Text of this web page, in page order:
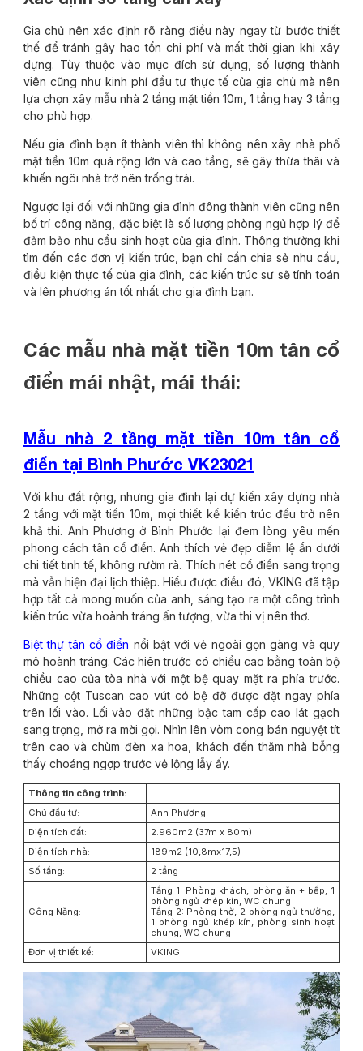
Gia chủ nên xác định rõ ràng điều này ngay từ bước thiết
thế để tránh gây hao tổn chi phí và mất thời gian khi xây
dựng. Tùy thuộc vào mục đích sử dụng, số lượng thành
viên cũng như kinh phí đầu tư thực tế của gia chủ mà nên
lựa chọn xây mẫu nhà 2 tầng mặt tiền 10m , 1 tầng hay 3 tầng
cho phù hợp.
Nếu gia đình bạn ít thành viên thì không nên xây nhà phố
mặt tiền 10m quá rộng lớn và cao tầng, sẽ gây thừa thãi và
khiến ngôi nhà trở nên trống trải.
Ngược lại đối với những gia đình đông thành viên cũng nên
bố trí công năng, đặc biệt là số lượng phòng ngủ hợp lý để
đảm bảo nhu cầu sinh hoạt của gia đình. Thông thường khi
tìm đến các đơn vị kiến trúc, bạn chỉ cần chia sẻ nhu cầu,
điều kiện thực tế của gia đình, các kiến trúc sư sẽ tính toán
và lên phương án tốt nhất cho gia đình bạn.
Các mẫu nhà mặt tiền 10m tân cổ
điển mái nhật, mái thái:
Mẫu nhà 2 tầng mặt tiền 10m tân cổ
điển tại Bình Phước VK23021
Với khu đất rộng, nhưng gia đình lại dự kiến xây dựng nhà
2 tầng với mặt tiền 10m, mọi thiết kế kiến trúc đều trở nên
khả thi. Anh Phương ở Bình Phước lại đem lòng yêu mến
phong cách tân cổ điển. Anh thích vẻ đẹp diễm lệ ẩn dưới
chi tiết tinh tế, không rườm rà. Thích nét cổ điển sang trọng
mà vẫn hiện đại lịch thiệp. Hiểu được điều đó, VKING đã tập
hợp tất cả mong muốn của anh, sáng tạo ra một công trình
kiến trúc vừa hoành tráng ấn tượng, vừa thi vị nên thơ.
Biệt thự tân cổ điển nổi bật với vẻ ngoài gọn gàng và quy
mô hoành tráng. Các hiên trước có chiều cao bằng toàn bộ
chiều cao của tòa nhà với một bệ quay mặt ra phía trước.
Những cột Tuscan cao vút có bệ đỡ được đặt ngay phía
trên lối vào. Lối vào đặt những bậc tam cấp cao lát gạch
sang trọng, mở ra mời gọi. Nhìn lên vòm cong bán nguyệt tít
trên cao và chùm đèn xa hoa, khách đến thăm nhà bỗng
thấy choáng ngợp trước vẻ lộng lẫy ấy.
Thông tin công trình:
Chủ đầu tư:
Anh Phương
Diện tích đất:
2.960m2 (37m x 80m)
Diện tích nhà:
189m2 (10,8mx17,5)
Số tầng:
2 tầng
Công Năng:
Tầng 1: Phòng khách, phòng ăn + bếp, 1
phòng ngủ khép kín, WC chung
Tầng 2: Phòng thờ, 2 phòng ngủ thường,
1 phòng ngủ khép kín, phòng sinh hoạt
chung, WC chung
Đơn vị thiết kế:
VKING